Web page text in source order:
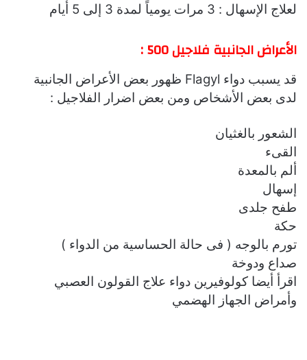
لعلاج الإسهال : 3 مرات يومياً لمدة 3 إلى 5 أيام
الأعراض الجانبية فلاجيل 500 :
قد يسبب دواء Flagyl ظهور بعض الأعراض الجانبية
لدى بعض الأشخاص ومن بعض اضرار الفلاجيل :
الشعور بالغثيان
القىء
ألم بالمعدة
إسهال
طفح جلدى
حكة
تورم بالوجه ( فى حالة الحساسية من الدواء )
صداع ودوخة
اقرأ أيضا كولوفيرين دواء علاج القولون العصبي
وأمراض الجهاز الهضمي